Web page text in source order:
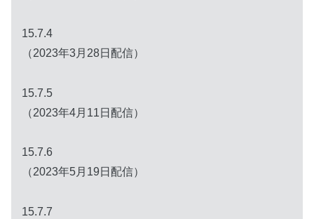
15.7.4
（2023年3月28日配信）
15.7.5
（2023年4月11日配信）
15.7.6
（2023年5月19日配信）
15.7.7